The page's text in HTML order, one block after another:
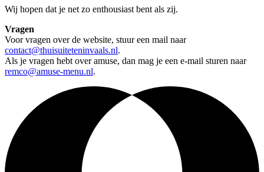
Wij hopen dat je net zo enthousiast bent als zij.
Vragen
Voor vragen over de website, stuur een mail naar
contact@thuisuiteteninvaals.nl.
Als je vragen hebt over amuse, dan mag je een e-mail sturen naar
remco@amuse-menu.nl.